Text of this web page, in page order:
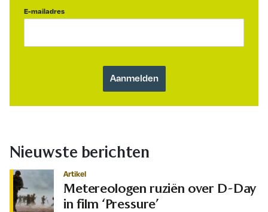
E-mailadres
Nieuwste berichten
Artikel
Metereologen ruziën over D-Day
in film ‘Pressure’